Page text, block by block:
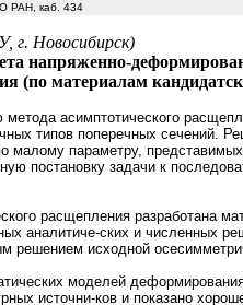
РАН, каб. 434
г. Новосибирск)
напряженно-
(по материалам
асимптотического
типов поперечных сечений.
малому параметру,
постановку задачи к
расщепления разработана
аналитиче-ских и численных
решением исходной
моделей
источни-ков и показано